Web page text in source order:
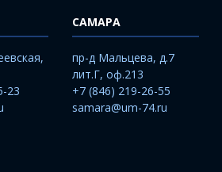
23
САМАРА
пр-д Мальцева, д.7
лит.Г, оф.213
+7 (846) 219-26-55
samara@um-74.ru